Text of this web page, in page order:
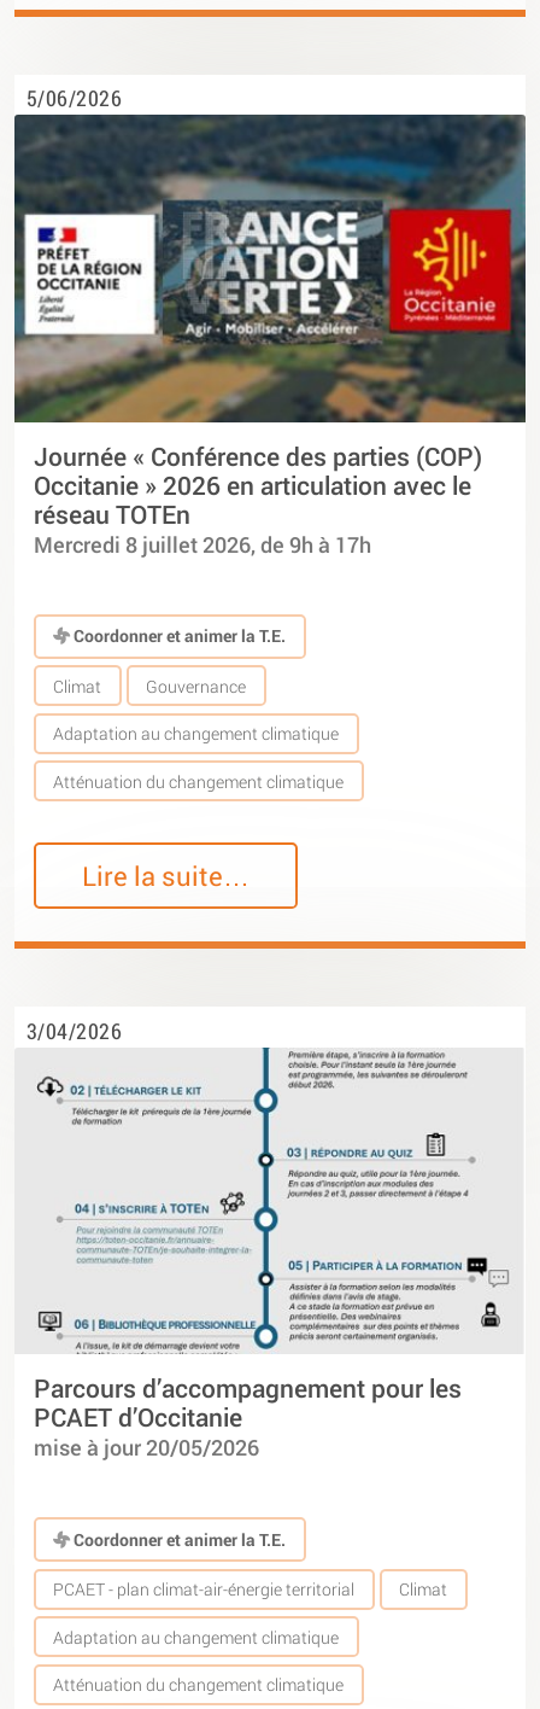
5/06/2026
Journée « Conférence des parties (COP)
Occitanie » 2026 en articulation avec le
réseau TOTEn
Mercredi 8 juillet 2026, de 9h à 17h
Coordonner et animer la T.E.
Climat Gouvernance
Adaptation au changement climatique
Atténuation du changement climatique
Lire la suite…
3/04/2026
Parcours d’accompagnement pour les
PCAET d’Occitanie
mise à jour 20/05/2026
Coordonner et animer la T.E.
PCAET - plan climat-air-énergie territorial Climat
Adaptation au changement climatique
Atténuation du changement climatique